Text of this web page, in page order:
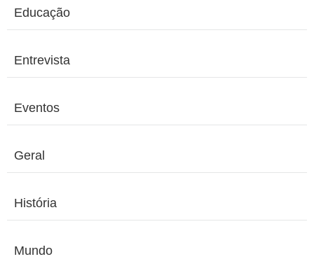
Educação
Entrevista
Eventos
Geral
História
Mundo